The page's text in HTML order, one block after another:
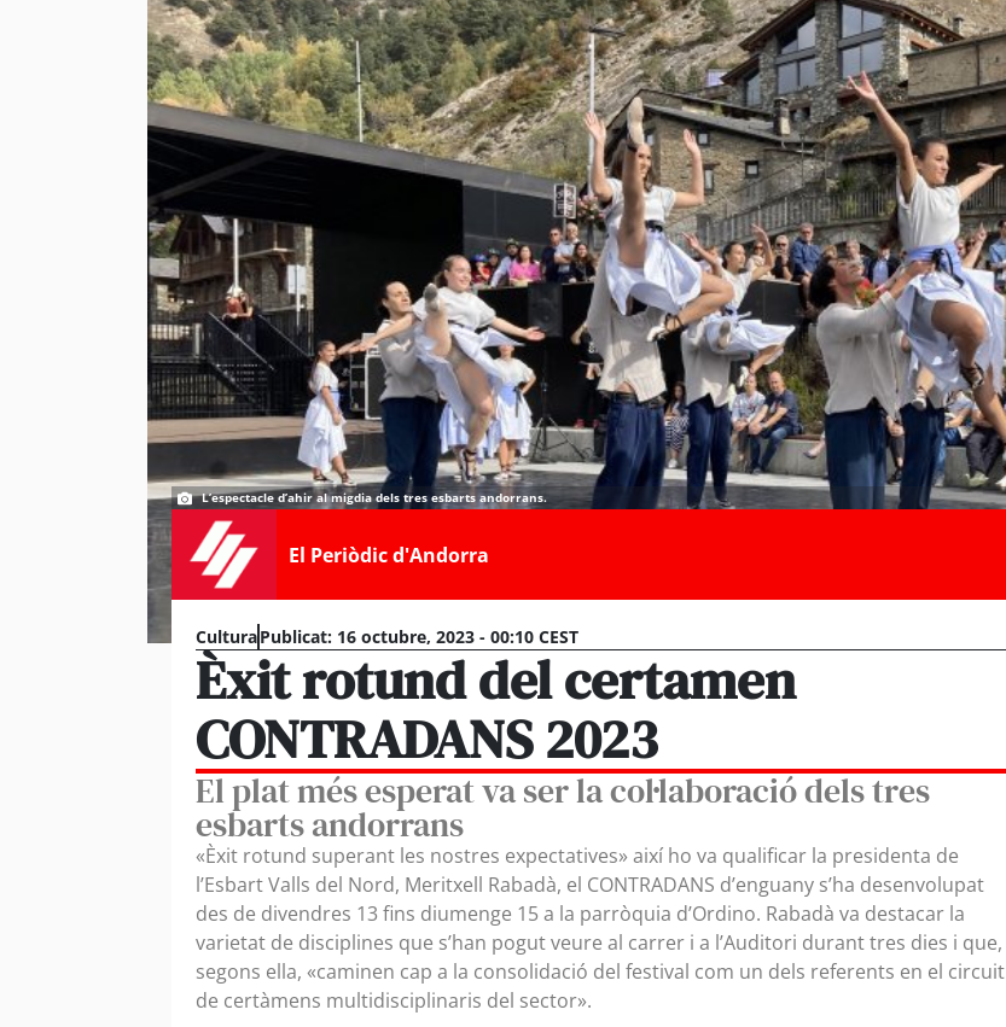
L’espectacle d’ahir al migdia dels tres esbarts andorrans.
El Periòdic d'Andorra
CulturaPublicat: 16 octubre, 2023 - 00:10 CEST
Èxit rotund del certamen
CONTRADANS 2023
El plat més esperat va ser la col·laboració dels tres
esbarts andorrans
«Èxit rotund superant les nostres expectatives» així ho va qualificar la presidenta de
l’Esbart Valls del Nord, Meritxell Rabadà, el CONTRADANS d’enguany s’ha desenvolupat
des de divendres 13 fins diumenge 15 a la parròquia d’Ordino. Rabadà va destacar la
varietat de disciplines que s’han pogut veure al carrer i a l’Auditori durant tres dies i que,
segons ella, «caminen cap a la consolidació del festival com un dels referents en el circuit
de certàmens multidisciplinaris del sector».